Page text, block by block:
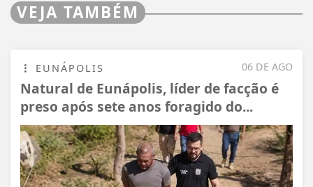
VEJA TAMBÉM
06 DE AGO
EUNÁPOLIS
Natural de Eunápolis, líder de facção é
preso após sete anos foragido do...